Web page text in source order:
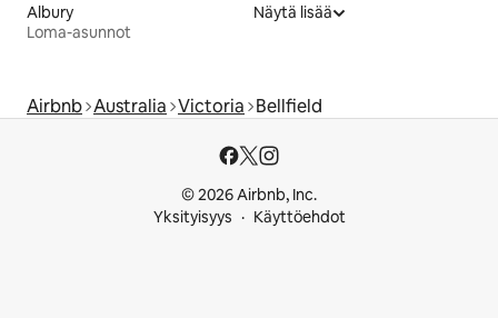
Albury
Loma-asunnot
Näytä lisää
Airbnb Australia Victoria Bellfield
© 2026 Airbnb, Inc.
Yksityisyys
Käyttöehdot